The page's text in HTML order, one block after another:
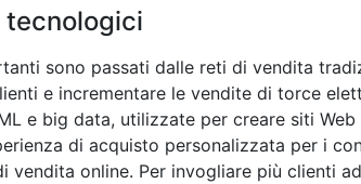
tecnologici
sono passati dalle reti di vendita
e incrementare le vendite di torce
e big data, utilizzate per creare siti
di acquisto personalizzata per i
vendita online. Per invogliare più clienti